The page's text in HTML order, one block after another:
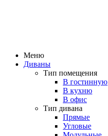
Меню
Диваны
Тип помещения
В гостинную
В кухню
В офис
Тип дивана
Прямые
Угловые